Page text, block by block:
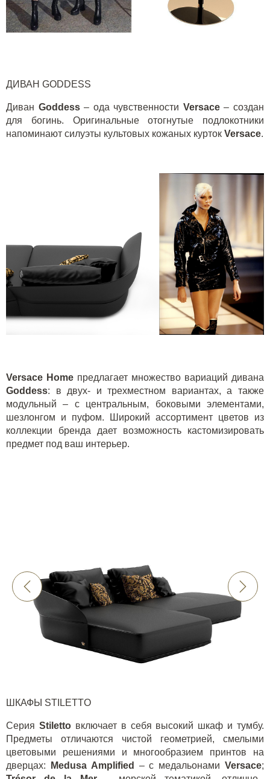
ДИВАН GODDESS
Диван Goddess – ода чувственности Versace – создан
для богинь. Оригинальные отогнутые подлокотники
напоминают силуэты культовых кожаных курток Versace.
Versace Home предлагает множество вариаций дивана
Goddess: в двух- и трехместном вариантах, а также
модульный – с центральным, боковыми элементами,
шезлонгом и пуфом. Широкий ассортимент цветов из
коллекции бренда дает возможность кастомизировать
предмет под ваш интерьер.
ШКАФЫ STILETTO
Серия Stiletto включает в себя высокий шкаф и тумбу.
Предметы отличаются чистой геометрией, смелыми
цветовыми решениями и многообразием принтов на
дверцах:
Medusa Amplified – с медальонамиVersace;